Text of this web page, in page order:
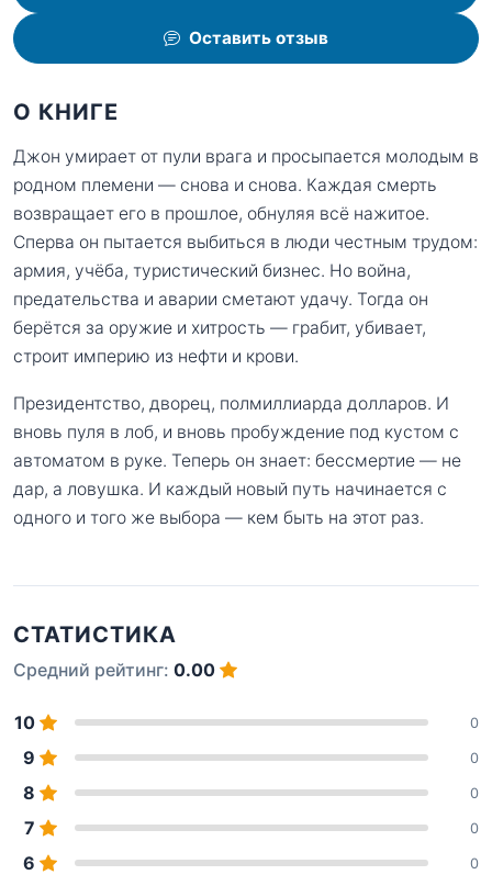
Оставить отзыв
О КНИГЕ
Джон умирает от пули врага и просыпается молодым в
родном племени — снова и снова. Каждая смерть
возвращает его в прошлое, обнуляя всё нажитое.
Сперва он пытается выбиться в люди честным трудом:
армия, учёба, туристический бизнес. Но война,
предательства и аварии сметают удачу. Тогда он
берётся за оружие и хитрость — грабит, убивает,
строит империю из нефти и крови.
Президентство, дворец, полмиллиарда долларов. И
вновь пуля в лоб, и вновь пробуждение под кустом с
автоматом в руке. Теперь он знает: бессмертие — не
дар, а ловушка. И каждый новый путь начинается с
одного и того же выбора — кем быть на этот раз.
СТАТИСТИКА
Средний рейтинг: 0.00
10 0
9 0
8 0
7 0
6 0